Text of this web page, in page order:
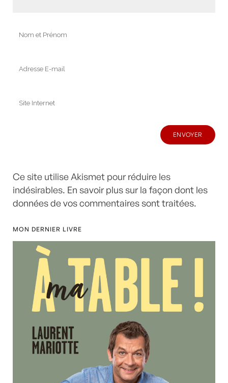
Ce site utilise Akismet pour réduire les
indésirables. En savoir plus sur la façon dont les
données de vos commentaires sont traitées.
MON DERNIER LIVRE